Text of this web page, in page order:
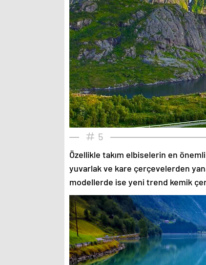
5
Özellikle takım elbiselerin en
yuvarlak ve kare çerçevelerden
modellerde ise yeni trend kemik